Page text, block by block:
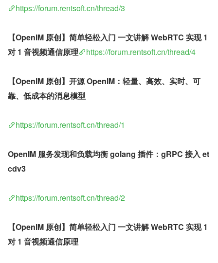
https://forum.rentsoft.cn/thread/3
【OpenIM 原创】简单轻松入门 一文讲解 WebRTC 实现 1
对 1 音视频通信原理
https://forum.rentsoft.cn/thread/4
【OpenIM 原创】开源 OpenIM：轻量、高效、实时、可
靠、低成本的消息模型
https://forum.rentsoft.cn/thread/1
OpenIM 服务发现和负载均衡 golang 插件：gRPC 接入 et
cdv3
https://forum.rentsoft.cn/thread/2
【OpenIM 原创】简单轻松入门 一文讲解 WebRTC 实现 1
对 1 音视频通信原理